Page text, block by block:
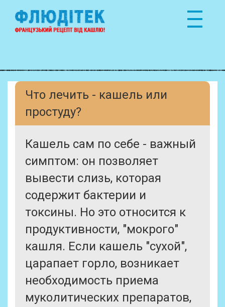
Что лечить - кашель или
простуду?
Кашель сам по себе - важный
симптом: он позволяет
вывести слизь, которая
содержит бактерии и
токсины. Но это относится к
продуктивности, "мокрого"
кашля. Если кашель "сухой",
царапает горло, возникает
необходимость приема
муколитических препаратов,